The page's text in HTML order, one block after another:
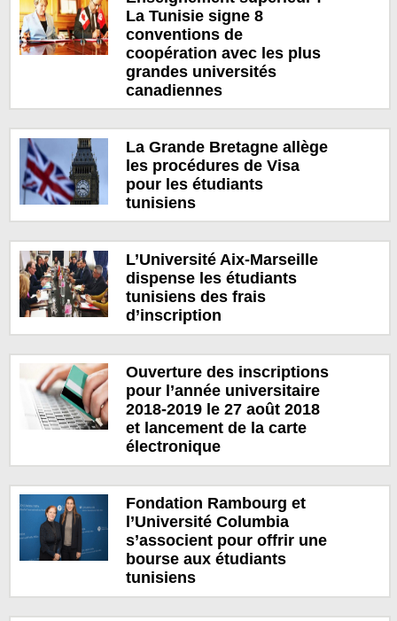
La Tunisie signe 8
conventions de
coopération avec les plus
grandes universités
canadiennes
La Grande Bretagne allège
les procédures de Visa
pour les étudiants
tunisiens
L’Université Aix-Marseille
dispense les étudiants
tunisiens des frais
d’inscription
Ouverture des inscriptions
pour l’année universitaire
2018-2019 le 27 août 2018
et lancement de la carte
électronique
Fondation Rambourg et
l’Université Columbia
s’associent pour offrir une
bourse aux étudiants
tunisiens